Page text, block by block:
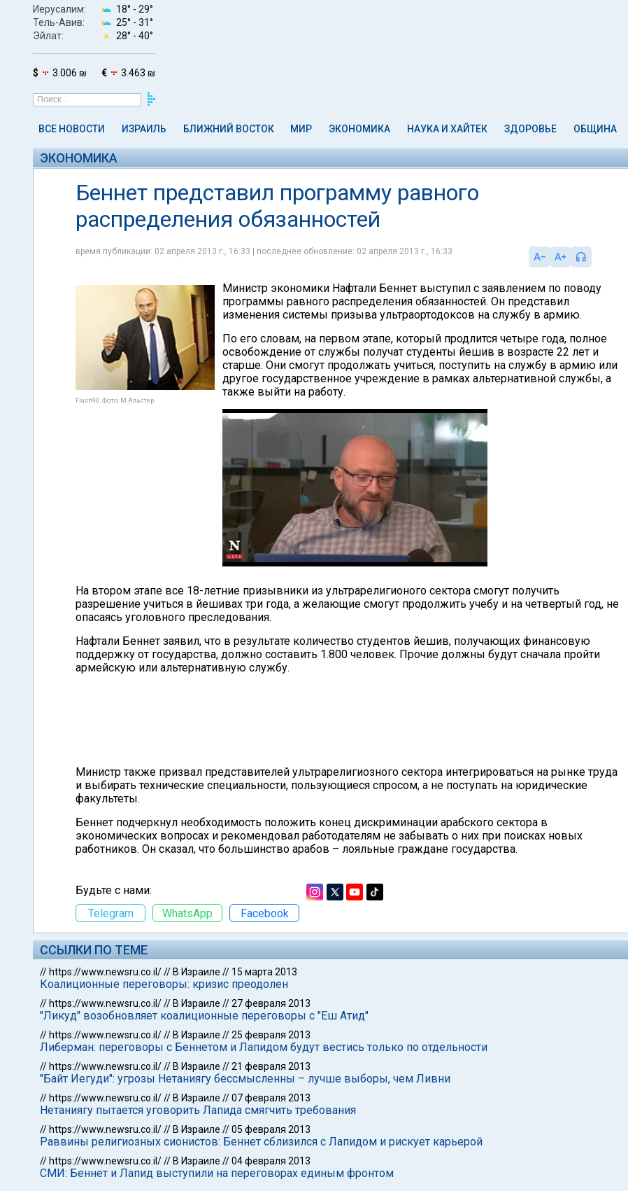
Иерусалим: 18° - 29°
Тель-Авив:
25° - 31°
Эйлат:
28° - 40°
$ 3.006 ₪ € 3.463 ₪
ВСЕ НОВОСТИ ИЗРАИЛЬ БЛИЖНИЙ ВОСТОК МИР ЭКОНОМИКА НАУКА И ХАЙТЕК ЗДОРОВЬЕ ОБЩИНА
ЭКОНОМИКА
Беннет представил программу равного
распределения обязанностей
время публикации: 02 апреля 2013 г., 16:33 | последнее обновление: 02 апреля 2013 г., 16:33
Flash90. Фото: М.Альстер
Министр экономики Нафтали Беннет выступил с заявлением по поводу
программы равного распределения обязанностей. Он представил
изменения системы призыва ультраортодоксов на службу в армию.
По его словам, на первом этапе, который продлится четыре года, полное
освобождение от службы получат студенты йешив в возрасте 22 лет и
старше. Они смогут продолжать учиться, поступить на службу в армию или
другое государственное учреждение в рамках альтернативной службы, а
также выйти на работу.
На втором этапе все 18-летние призывники из ультрарелигионого сектора смогут получить
разрешение учиться в йешивах три года, а желающие смогут продолжить учебу и на четвертый год, не
опасаясь уголовного преследования.
Нафтали Беннет заявил, что в результате количество студентов йешив, получающих финансовую
поддержку от государства, должно составить 1.800 человек. Прочие должны будут сначала пройти
армейскую или альтернативную службу.
Министр также призвал представителей ультрарелигиозного сектора интегрироваться на рынке труда
и выбирать технические специальности, пользующиеся спросом, а не поступать на юридические
факультеты.
Беннет подчеркнул необходимость положить конец дискриминации арабского сектора в
экономических вопросах и рекомендовал работодателям не забывать о них при поисках новых
работников. Он сказал, что большинство арабов – лояльные граждане государства.
Будьте с нами:
Telegram
WhatsApp Facebook
ССЫЛКИ ПО ТЕМЕ
// https://www.newsru.co.il/// В Израиле // 15 марта 2013
Коалиционные переговоры: кризис преодолен
// https://www.newsru.co.il/// В Израиле //27 февраля 2013
"Ликуд" возобновляет коалиционные переговоры с "Еш Атид"
// https://www.newsru.co.il/// В Израиле //25 февраля 2013
Либерман: переговоры с Беннетом и Лапидом будут вестись только по отдельности
// https://www.newsru.co.il/// В Израиле //21 февраля 2013
"Байт Иегуди": угрозы Нетаниягу бессмысленны – лучше выборы, чем Ливни
// https://www.newsru.co.il/// В Израиле //07 февраля 2013
Нетаниягу пытается уговорить Лапида смягчить требования
// https://www.newsru.co.il/// В Израиле //05 февраля 2013
Раввины религиозных сионистов: Беннет сблизился с Лапидом и рискует карьерой
// https://www.newsru.co.il/// В Израиле //04 февраля 2013
СМИ: Беннет и Лапид выступили на переговорах единым фронтом